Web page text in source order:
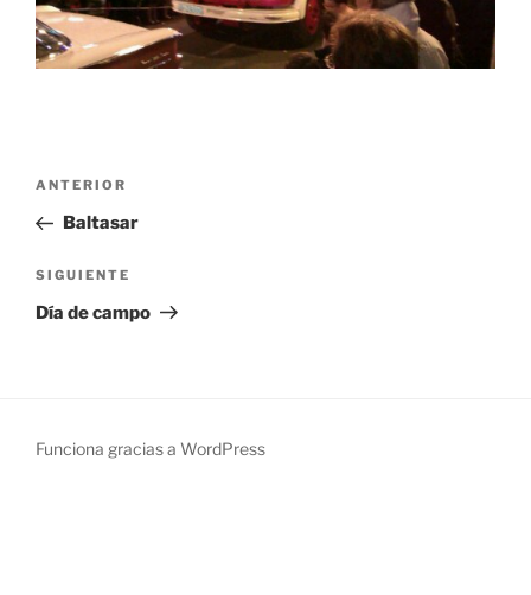
Navegación
entradas
Entrada
anterior:
ANTERIOR
Baltasar
Siguiente
entrada
SIGUIENTE
Día de campo
Funciona gracias a WordPress